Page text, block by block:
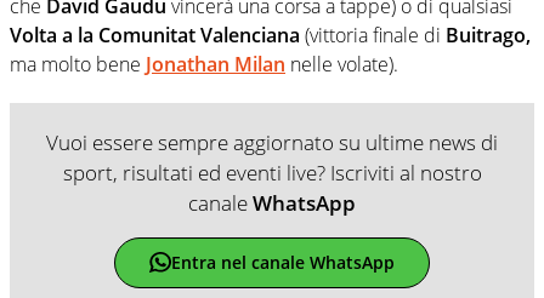
che David Gaudu vincerà una corsa a tappe) o di qualsiasi
Volta a la Comunitat Valenciana (vittoria finale di Buitrago,
ma molto bene Jonathan Milan nelle volate).
Vuoi essere sempre aggiornato su ultime news di
sport, risultati ed eventi live? Iscriviti al nostro
canaleWhatsApp
Entra nel canale WhatsApp